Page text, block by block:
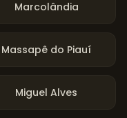
Marcolândia
Massapê do Piauí
Miguel Alves